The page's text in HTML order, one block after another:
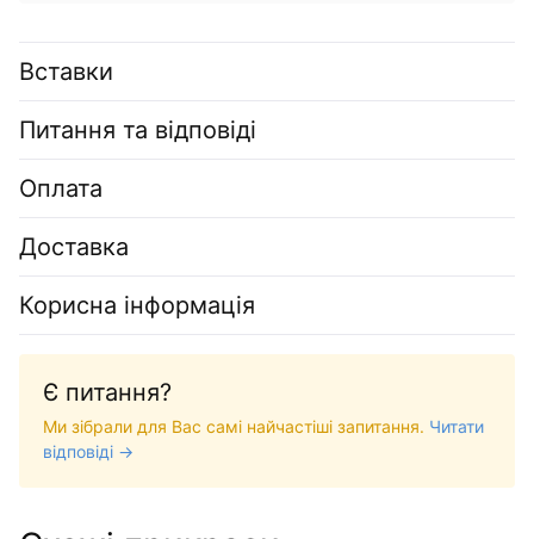
Вставки
Питання та відповіді
Оплата
Доставка
Корисна інформація
Є питання?
Ми зібрали для Вас самі найчастіші запитання. Читати
відповіді →